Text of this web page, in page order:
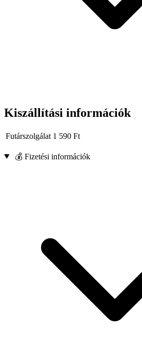
Kiszállítási információk
Futárszolgálat 1 590 Ft
💰 Fizetési információk